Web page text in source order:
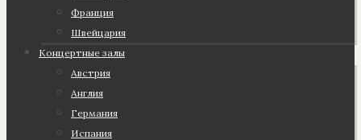
Франция
Швейцария
Концертные залы
Австрия
Англия
Германия
Испания